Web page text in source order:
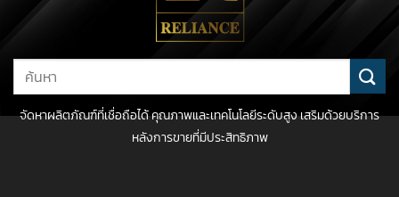
Search
for:
จัดหาผลิตภัณฑ์ที่เชื่อถือได้ คุณภาพและเทคโนโลยีระดับสูง เสริมด้วยบริการ
หลังการขายที่มีประสิทธิภาพ